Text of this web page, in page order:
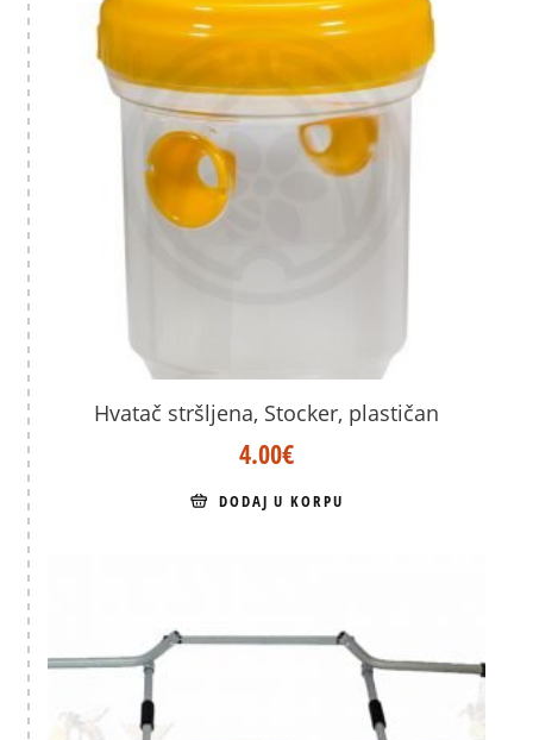
Hvatač stršljena, Stocker, plastičan
4.00€
DODAJ U KORPU